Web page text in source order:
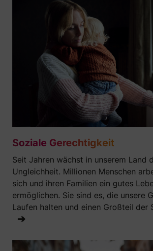
Soziale Gerechtigkeit
Seit Jahren wächst in unserem Land
Ungleichheit. Millionen Menschen
sich und ihren Familien ein gutes
ermöglichen. Sie sind es, die unsere
Laufen halten und einen Großteil der
➔